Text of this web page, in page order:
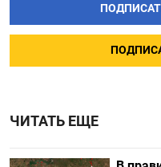
ЧИТАТЬ ЕЩЕ